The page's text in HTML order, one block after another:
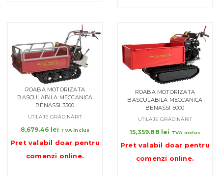
ROABA MOTORIZATA
BASCULABILA MECCANICA
BENASSI 3500
UTILAJE GRĂDINĂRIT
8,679.46 lei TVA inclus
Pret valabil doar pentru
comenzi online.
ROABA MOTORIZATA
BASCULABILA MECCANICA
BENASSI 5000
UTILAJE GRĂDINĂRIT
15,359.88 lei TVA inclus
Pret valabil doar pentru
comenzi online.